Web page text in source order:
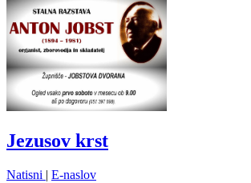
Jezusov krst
Natisni | E-naslov